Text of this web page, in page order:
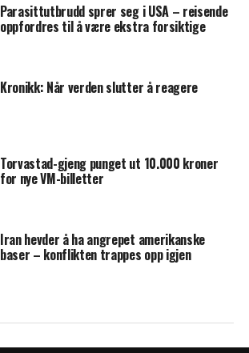
Parasittutbrudd sprer seg i USA – reisende
oppfordres til å være ekstra forsiktige
Kronikk: Når verden slutter å reagere
Torvastad-gjeng punget ut 10.000 kroner
for nye VM-billetter
Iran hevder å ha angrepet amerikanske
baser – konflikten trappes opp igjen